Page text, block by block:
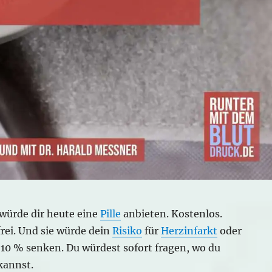
dir heute eine Pille anbieten. Kostenlos.
Und sie würde dein Risiko für Herzinfarkt oder
% senken. Du würdest sofort fragen, wo du